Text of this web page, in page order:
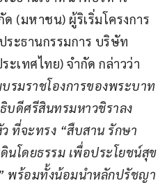
(มหาชน) ผู้ริเริ่มโครงการ
ระธานกรรมการ บริษัท
เทศไทย) จำกัด กล่าวว่า
รมราชโองการของพระบาท
บดีศรีสินทรมหาวชิราลง
ที่จะทรง “สืบสาน รักษา
โดยธรรม เพื่อประโยชน์สุข
พร้อมทั้งน้อมนำหลักปรัชญา